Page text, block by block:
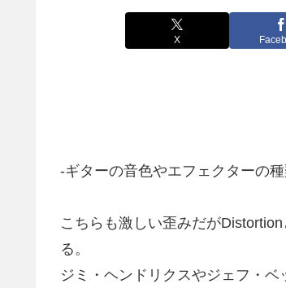
X
-ギターの音色やエフェクターの
こちらも激しい歪みだが
る。
ジミ・ヘンドリクスやジェフ・